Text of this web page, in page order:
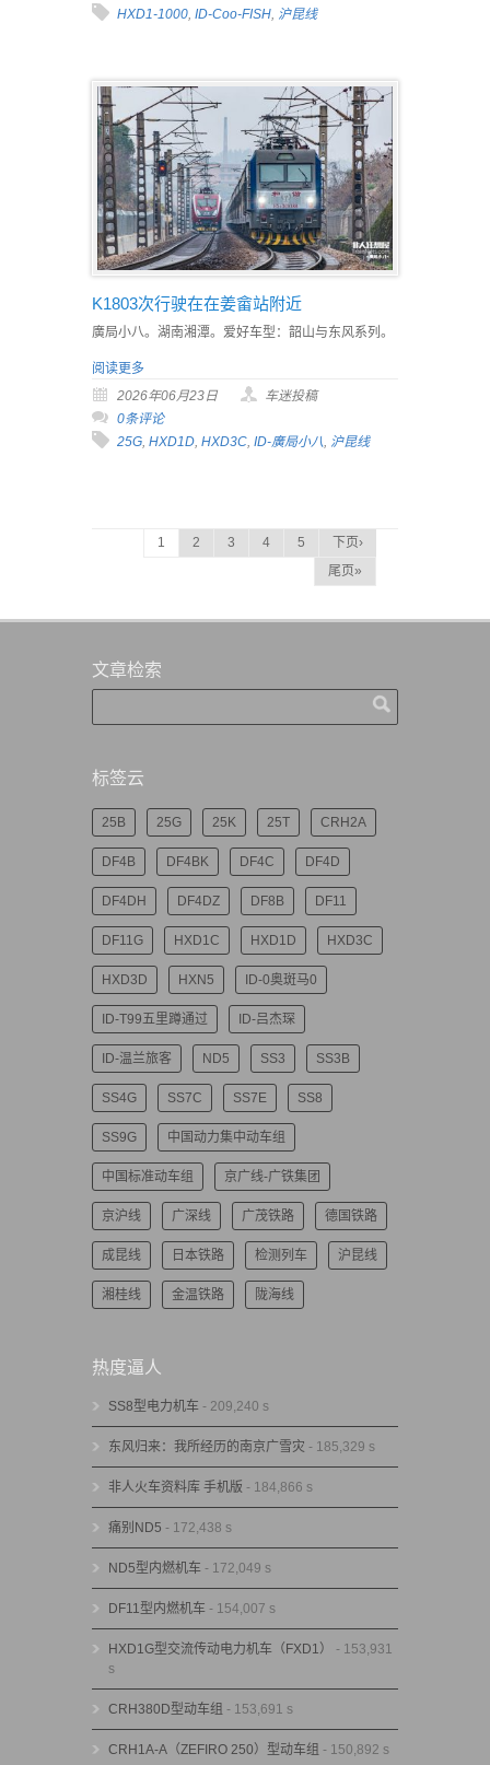
HXD1-1000, ID-Coo-FISH, 沪昆线
K1803次行驶在在姜畲站附近
廣局小八。湖南湘潭。爱好车型：韶山与东风系列。
阅读更多
2026年06月23日
车迷投稿
0条评论
25G HXD1D HXD3C ID-廣局小八 沪昆线
1 2 3 4 5
下页›
尾页»
文章检索
标签云
25B 25G 25K 25T CRH2A
DF4B DF4BK DF4C DF4D
DF4DH DF4DZ DF8B DF11
DF11G HXD1C HXD1D HXD3C
HXD3D HXN5 ID-0奥斑马0
ID-T99五里蹲通过 ID-吕杰琛
ID-温兰旅客 ND5 SS3 SS3B
SS4G SS7C SS7E SS8
SS9G 中国动力集中动车组
中国标准动车组 京广线-广铁集团
京沪线 广深线 广茂铁路 德国铁路
成昆线 日本铁路 检测列车 沪昆线
湘桂线 金温铁路 陇海线
热度逼人
SS8型电力机车 - 209,240 s
东风归来：我所经历的南京广雪灾 - 185,329 s
非人火车资料库 手机版 - 184,866 s
痛别ND5 - 172,438 s
ND5型内燃机车 - 172,049 s
DF11型内燃机车 - 154,007 s
HXD1G型交流传动电力机车（FXD1）
- 153,931
s
CRH380D型动车组 - 153,691 s
CRH1A-A（ZEFIRO 250）型动车组 - 150,892 s